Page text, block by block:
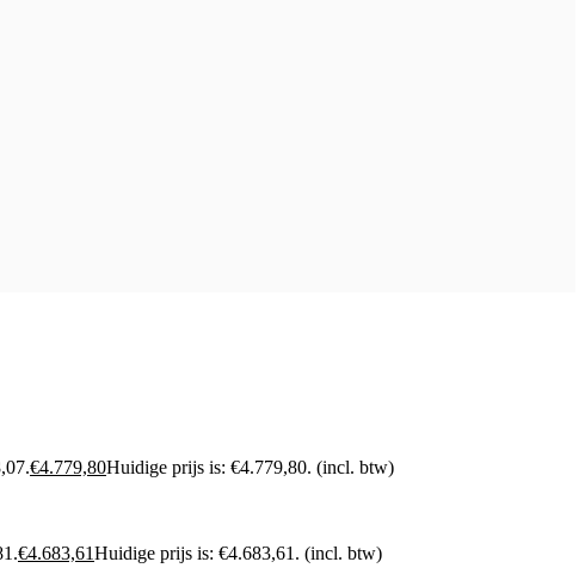
€4.779,80Huidige prijs is: €4.779,80. (incl. btw)
€4.683,61Huidige prijs is: €4.683,61. (incl. btw)